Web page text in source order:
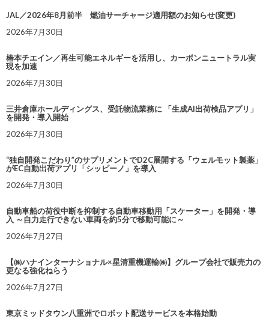
JAL／2026年8月前半 燃油サーチャージ適用額のお知らせ(変更)
2026年7月30日
椿本チエイン／再生可能エネルギーを活用し、カーボンニュートラル実
現を加速
2026年7月30日
三井倉庫ホールディングス、受託物流業務に 「生成AI出荷検品アプリ」
を開発・導入開始
2026年7月30日
“独自開発こだわり”のサプリメントでD2C展開する「ウェルモット製薬」
がEC自動出荷アプリ「シッピーノ」を導入
2026年7月30日
自動車船の荷役中断を抑制する自動車移動用「スケーター」を開発・導
入 ～自力走行できない車両を約5分で移動可能に～
2026年7月27日
【㈱ハナインターナショナル×星清重機運輸㈱】グループ会社で販売力の
更なる強化ねらう
2026年7月27日
東京ミッドタウン八重洲でロボット配送サービスを本格始動